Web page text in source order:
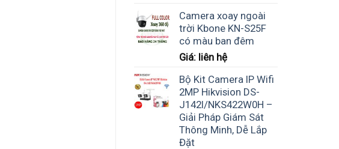
Camera xoay ngoài
trời Kbone KN-S25F
có màu ban đêm
Giá: liên hệ
Bộ Kit Camera IP Wifi
2MP Hikvision DS-
J142I/NKS422W0H –
Giải Pháp Giám Sát
Thông Minh, Dễ Lắp
Đặt